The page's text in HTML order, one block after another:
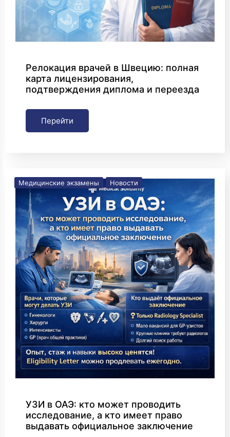
Релокация врачей в Швецию: полная
карта лицензирования,
подтверждения диплома и переезда
Перейти
Медицинские экзамены Новости
УЗИ в ОАЭ: кто может проводить
исследование, а кто имеет право
выдавать официальное заключение